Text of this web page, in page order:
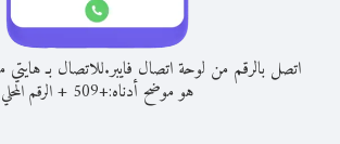
اتصل بالرقم من لوحة اتصال فايبر.للاتصال بـ هايتي
هو موضح أدناه:+
509
+الرقم المحلي